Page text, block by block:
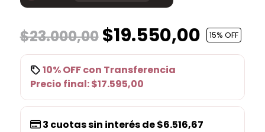
$23.000,00$19.550,00 15% OFF
10% OFFcon Transferencia
Precio final:$17.595,00
3 cuotas sin interés de$6.516,67